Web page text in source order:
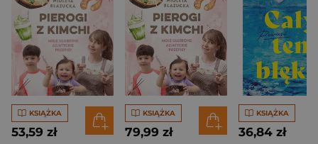
KSIĄŻKA
53,59 zł
KSIĄŻKA
79,99 zł
KSIĄŻKA
36,84 zł